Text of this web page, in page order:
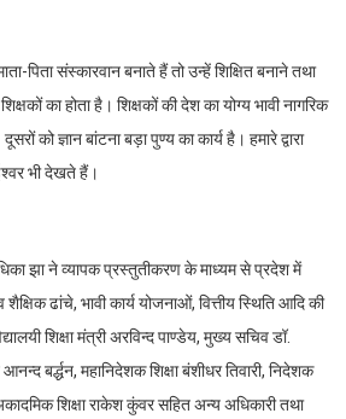
पिता संस्कारवान बनाते हैं तो उन्हें शिक्षित बनाने तथा
का होता है। शिक्षकों की देश का योग्य भावी नागरिक
को ज्ञान बांटना बड़ा पुण्य का कार्य है। हमारे द्वारा
भी देखते हैं।
झा ने व्यापक प्रस्तुतीकरण के माध्यम से प्रदेश में
शैक्षिक ढांचे, भावी कार्य योजनाओं, वित्तीय स्थिति आदि की
शिक्षा मंत्री अरविन्द पाण्डेय, मुख्य सचिव डॉ.
बर्द्धन, महानिदेशक शिक्षा बंशीधर तिवारी, निदेशक
शिक्षा राकेश कुंवर सहित अन्य अधिकारी तथा